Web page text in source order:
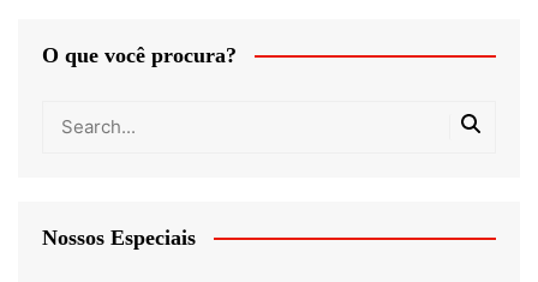
O que você procura?
Nossos Especiais